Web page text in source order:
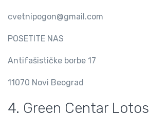
cvetnipogon@gmail.com
POSETITE NAS
Antifašističke borbe 17
11070 Novi Beograd
4. Green Centar Lotos